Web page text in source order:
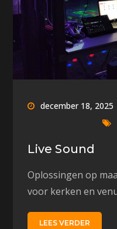
december 18, 2025
Live Sound
Oplossingen op
voor kerken en
LEES VERDER